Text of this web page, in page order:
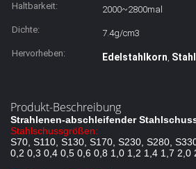
Haltbarkeit:
2000~2800mal
Dichte:
7.4g/cm3
Hervorheben:
Edelstahlkorn,
Produkt-Beschreibung
Strahlenen-abschleifender
Stahlschussgrößen:
S70, S110, S130, S170, S230, S280,
0,2 0,3 0,4 0,5 0,6 0,8 1,0 1,2 1,4 1,7 2,0